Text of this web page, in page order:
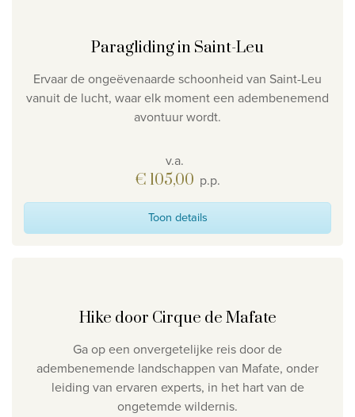
Paragliding in Saint-Leu
Ervaar de ongeëvenaarde schoonheid van Saint-Leu
vanuit de lucht, waar elk moment een adembenemend
avontuur wordt.
v.a.
€ 105,00 p.p.
Toon details
Hike door Cirque de Mafate
Ga op een onvergetelijke reis door de
adembenemende landschappen van Mafate, onder
leiding van ervaren experts, in het hart van de
ongetemde wildernis.